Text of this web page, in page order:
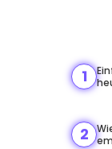
1
2